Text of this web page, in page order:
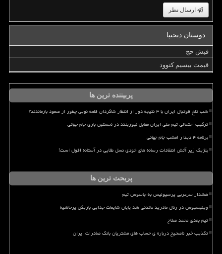
ارسال نظر
دوستان دیجیپا
فیش حج
قیمت بیسیم کنوود
پربیننده ترین ها
شب تلخ فوتبال ایران با ۳ نتیجه دور از انتظار شاگردان قلعه نویی چطور از صعود بازماندند؟
ترکیب احتمالی تیم ملی ایران مقابل نیوزیلند در نخستین بازی جام جهانی
برنامه ۴ دیدار امشب جام جهانی
بلژیک زیر آتش انتقادات رسانه های خودی نسل طلایی در آستانه افول است!
پربحث ترین ها
هشدار سرمربی پرسپولیس به جاسوس تیم
وینیسیوس در رئال مادرید ماندنی شد پایان شایعات جدایی بازیکن پرحاشیه
تیم بعدی محمد صلاح
تکذیب خبر ناصحیح درباره ی حساب های مشتریان بانک صادرات ایران